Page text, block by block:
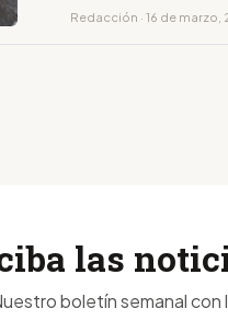
Redacción · 16 de marzo,
las
boletín semanal con